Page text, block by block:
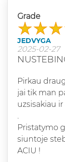
Grade
JEDVYGA
2025-02-27
Pirkau
jai tik man
uzsisakiau
Pristatymo
siuntoje
ACIU !